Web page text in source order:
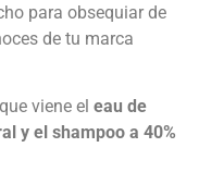
para obsequiar de
de tu marca
viene el eau de
y el shampoo a 40%